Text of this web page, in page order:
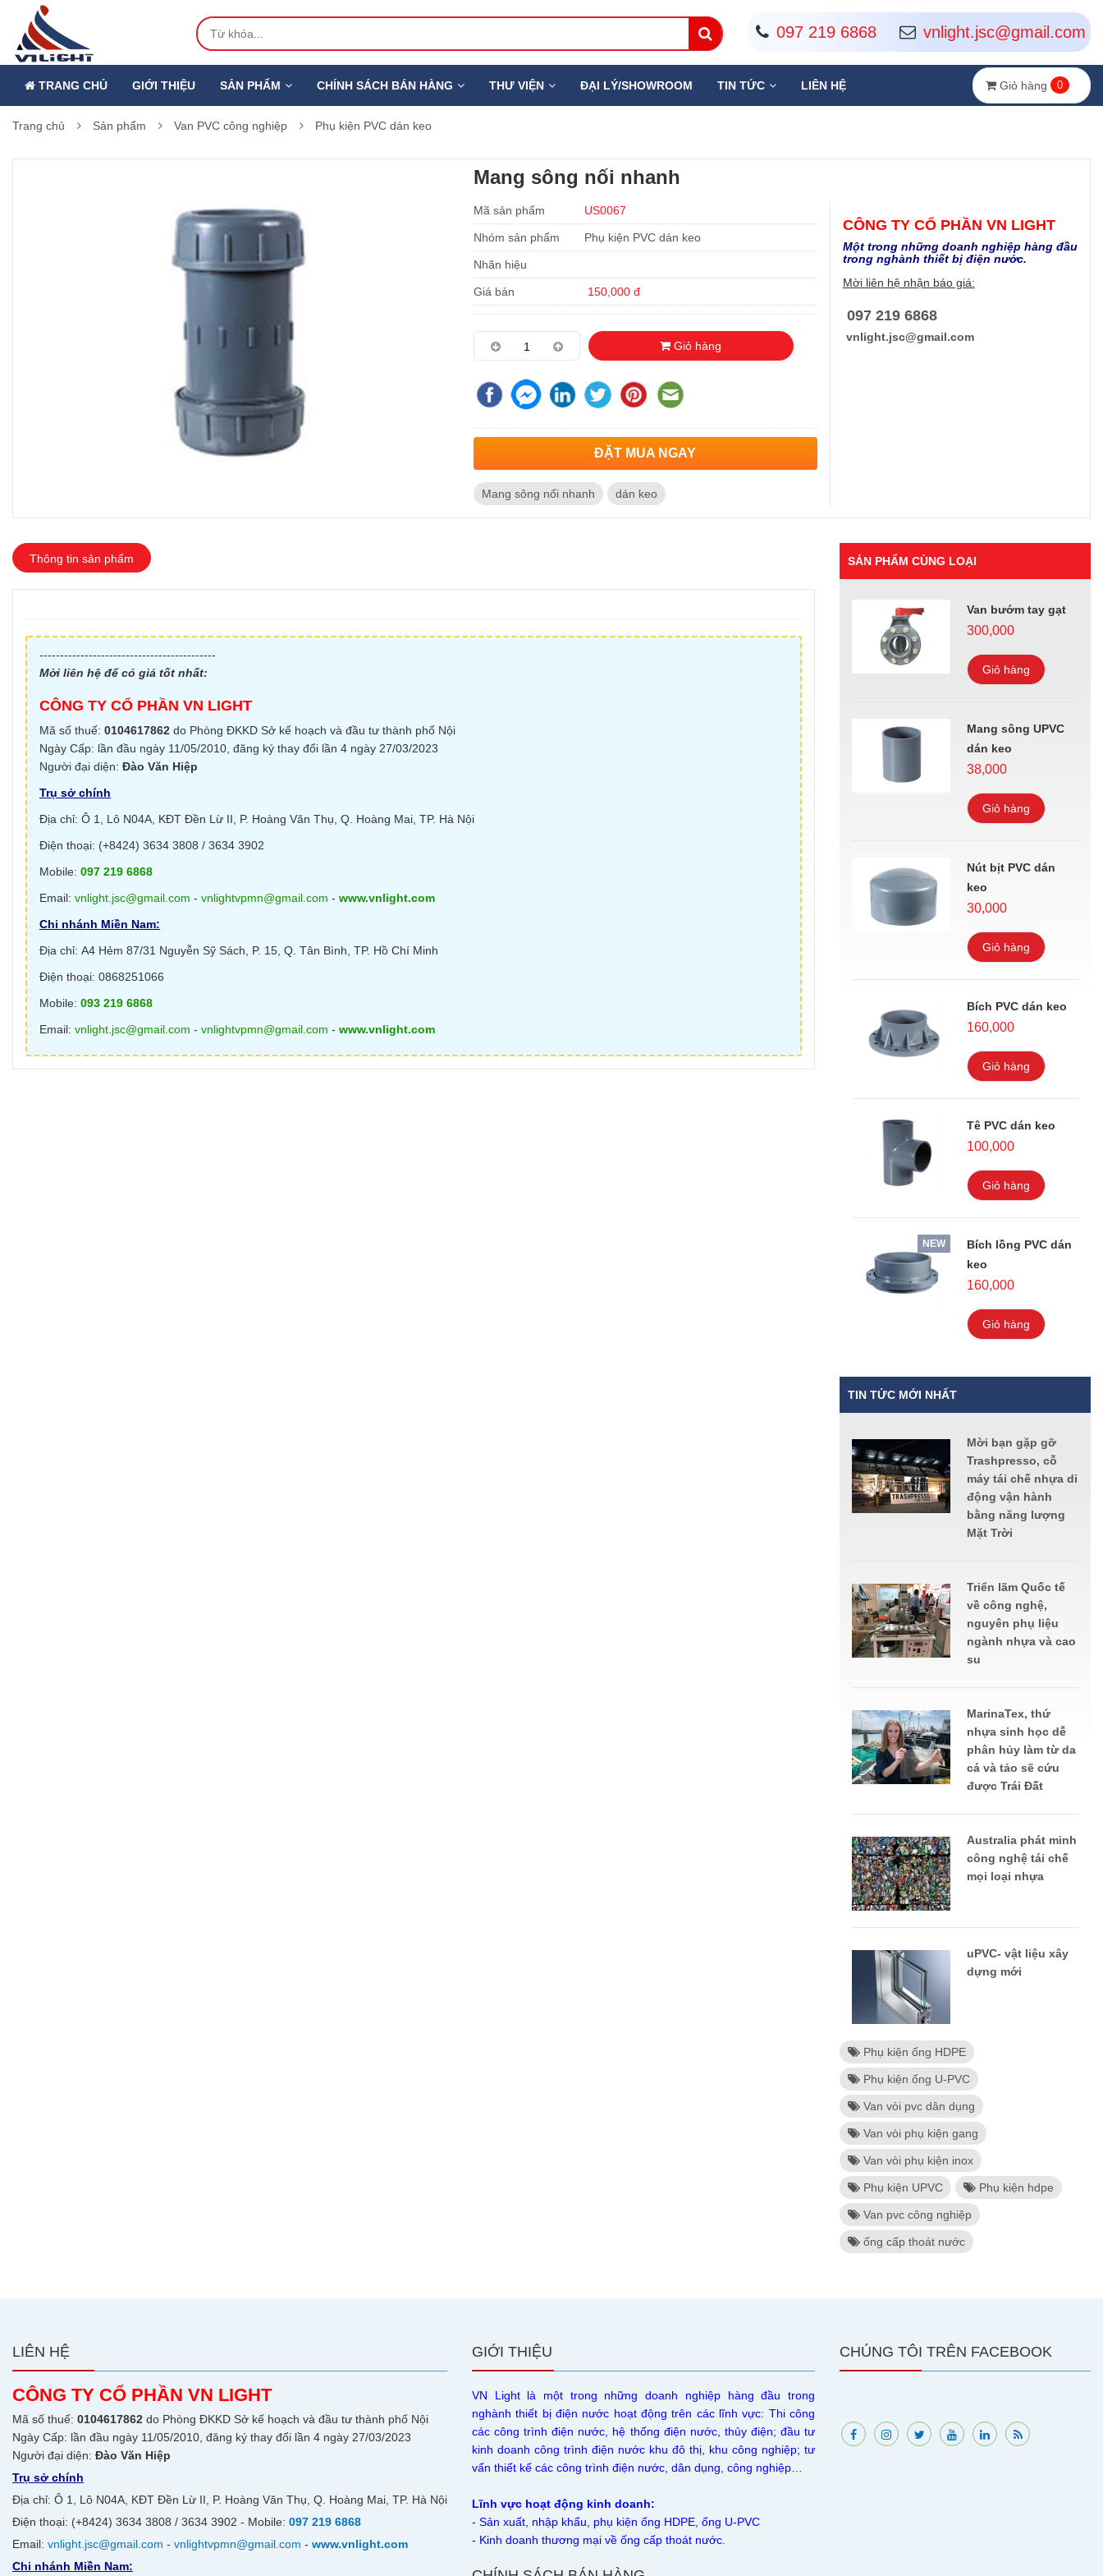
097 219 6868 vnlight.jsc@gmail.com
TRANG CHỦ GIỚI THIỆU SẢN PHẨM CHÍNH SÁCH BÁN HÀNG THƯ VIỆN ĐẠI LÝ/SHOWROOM TIN TỨC LIÊN HỆ Giỏ hàng 0
Trang chủ Sản phẩm Van PVC công nghiệp Phụ kiện PVC dán keo
Mang sông nối nhanh
Mã sản phẩm US0067
Nhóm sản phẩm Phụ kiện PVC dán keo
Nhãn hiệu
Giá bán 150,000 đ
Giỏ hàng
ĐẶT MUA NGAY
Mang sông nối nhanh dán keo
CÔNG TY CỔ PHẦN VN LIGHT
Một trong những doanh nghiệp hàng đầu
trong nghành thiết bị điện nước​.
Mời liên hệ nhận báo giá:
097 219 6868
vnlight.jsc@gmail.com
Thông tin sản phẩm
-------------------------------------------
Mời liên hệ để có giá tốt nhất:
CÔNG TY CỔ PHẦN VN LIGHT
Mã số thuế: 0104617862 do Phòng ĐKKD Sở kế hoạch và đầu tư thành phố Nội
Ngày Cấp: lần đầu ngày 11/05/2010, đăng ký thay đổi lần 4 ngày 27/03/2023
Người đại diện: Đào Văn Hiệp
Trụ sở chính
Địa chỉ: Ô 1, Lô N04A, KĐT Đền Lừ II, P. Hoàng Văn Thụ, Q. Hoàng Mai, TP. Hà Nội
Điện thoại: (+8424) 3634 3808 / 3634 3902
Mobile: 097 219 6868
Email: vnlight.jsc@gmail.com - vnlightvpmn@gmail.com - www.vnlight.com
Chi nhánh Miền Nam:
Địa chỉ: A4 Hẻm 87/31 Nguyễn Sỹ Sách, P. 15, Q. Tân Bình, TP. Hồ Chí Minh
Điện thoại: 0868251066
Mobile: 093 219 6868
Email: vnlight.jsc@gmail.com - vnlightvpmn@gmail.com - www.vnlight.com
SẢN PHẨM CÙNG LOẠI
Van bướm tay gạt
300,000
Giỏ hàng
Mang sông UPVC
dán keo
38,000
Giỏ hàng
Nút bịt PVC dán
keo
30,000
Giỏ hàng
Bích PVC dán keo
160,000
Giỏ hàng
Tê PVC dán keo
100,000
Giỏ hàng
NEW
Bích lồng PVC dán
keo
160,000
Giỏ hàng
TIN TỨC MỚI NHẤT
Mời bạn gặp gỡ
Trashpresso, cỗ
máy tái chế nhựa di
động vận hành
bằng năng lượng
Mặt Trời
Triển lãm Quốc tế
về công nghệ,
nguyên phụ liệu
ngành nhựa và cao
su
MarinaTex, thứ
nhựa sinh học dễ
phân hủy làm từ da
cá và tảo sẽ cứu
được Trái Đất
Australia phát minh
công nghệ tái chế
mọi loại nhựa
uPVC- vật liệu xây
dựng mới
Phụ kiện ống HDPE
Phụ kiện ống U-PVC
Van vòi pvc dân dụng
Van vòi phụ kiện gang
Van vòi phụ kiện inox
Phụ kiện UPVC Phụ kiện hdpe
Van pvc công nghiệp
ống cấp thoát nước
LIÊN HỆ
CÔNG TY CỔ PHẦN VN LIGHT
Mã số thuế: 0104617862 do Phòng ĐKKD Sở kế hoạch và đầu tư thành phố Nội
Ngày Cấp: lần đầu ngày 11/05/2010, đăng ký thay đổi lần 4 ngày 27/03/2023
Người đại diện: Đào Văn Hiệp
Trụ sở chính
Địa chỉ: Ô 1, Lô N04A, KĐT Đền Lừ II, P. Hoàng Văn Thụ, Q. Hoàng Mai, TP. Hà Nội
Điện thoại: (+8424) 3634 3808 / 3634 3902 - Mobile: 097 219 6868
Email: vnlight.jsc@gmail.com - vnlightvpmn@gmail.com - www.vnlight.com
Chi nhánh Miền Nam:
GIỚI THIỆU
VN Light là một trong những doanh nghiệp hàng đầu trong
nghành thiết bị điện nước hoạt động trên các lĩnh vực: Thi công
các công trình điện nước, hệ thống điện nước, thủy điện; đầu tư
kinh doanh công trình điện nước khu đô thị, khu công nghiệp; tư
vấn thiết kế các công trình điện nước, dân dụng, công nghiệp…
Lĩnh vực hoạt động kinh doanh:
- Sản xuất, nhập khẩu, phụ kiện ống HDPE, ống U-PVC
- Kinh doanh thương mại về ống cấp thoát nước.
CHÚNG TÔI TRÊN FACEBOOK